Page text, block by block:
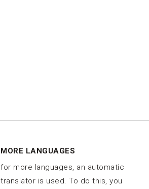
MORE LANGUAGES
for more languages, an automatic
translator is used. To do this, you